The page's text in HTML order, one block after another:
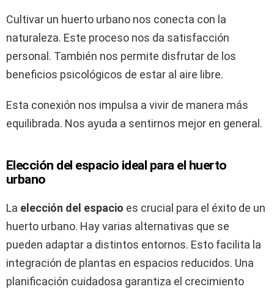
Cultivar un huerto urbano nos conecta con la
naturaleza. Este proceso nos da satisfacción
personal. También nos permite disfrutar de los
beneficios psicológicos de estar al aire libre.
Esta conexión nos impulsa a vivir de manera más
equilibrada. Nos ayuda a sentirnos mejor en general.
Elección del espacio ideal para el huerto
urbano
La elección del espacio es crucial para el éxito de un
huerto urbano. Hay varias alternativas que se
pueden adaptar a distintos entornos. Esto facilita la
integración de plantas en espacios reducidos. Una
planificación cuidadosa garantiza el crecimiento